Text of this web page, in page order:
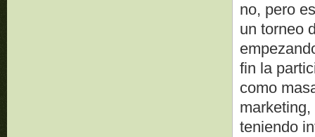
no, pero
un torneo
fin la
como
teniendo